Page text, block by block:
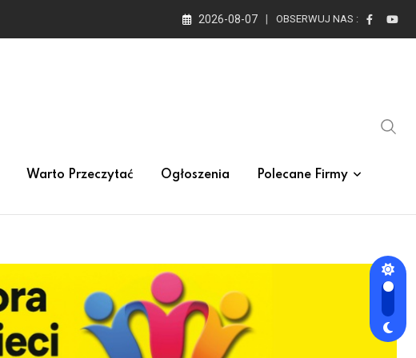
2026-08-07 OBSERWUJ NAS :
Warto Przeczytać Ogłoszenia Polecane Firmy